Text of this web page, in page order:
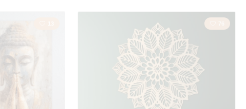
Křesťanství
Lapač snů
Město
Rodina